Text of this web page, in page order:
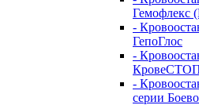
Гемофлекс
-
ГепоГлос
-
-
серии